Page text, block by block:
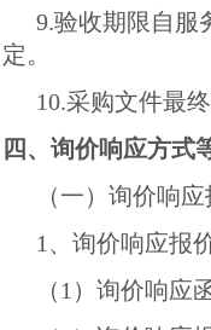
9.验收期限自服
定。
10.采购文件最
四、询价响应方式
（一）询价响
1、询价响应报
（ 1）询价响应